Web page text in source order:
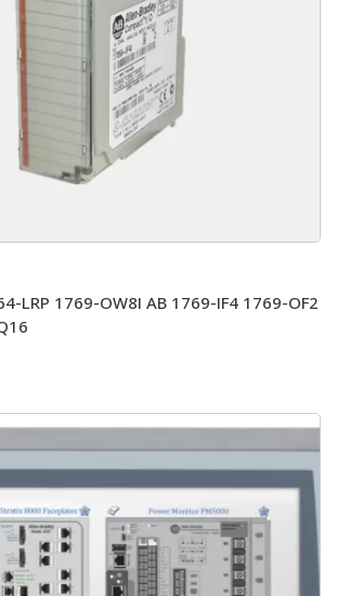
LRP 1769-OW8I AB 1769-IF4 1769-OF2